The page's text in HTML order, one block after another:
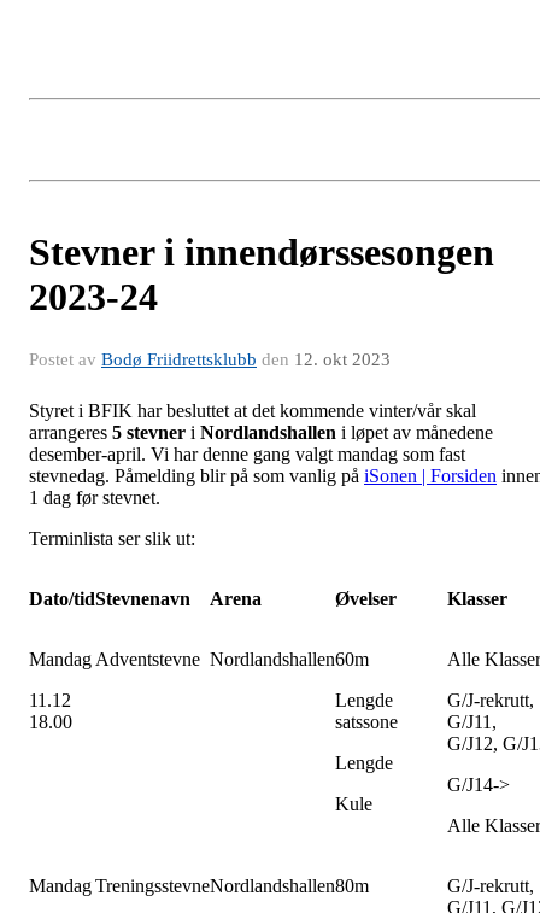
Stevner i innendørssesongen
2023-24
Postet av Bodø Friidrettsklubb den 12. okt 2023
Styret i BFIK har besluttet at det kommende vinter/vår skal
arrangeres 5 stevner i Nordlandshallen i løpet av månedene
desember-april. Vi har denne gang valgt mandag som fast
stevnedag. Påmelding blir på som vanlig på iSonen | Forsiden
1 dag før stevnet.
Terminlista ser slik ut:
Dato/tidStevnenavn Arena Øvelser Klasser
Mandag
11.12
18.00
Adventstevne Nordlandshallen60m
Lengde
satssone
Lengde
Kule
Alle Klasser
G/J-rekrutt,
G/J11,
G/J12, G/
G/J14->
Alle Klasser
MandagTreningsstevneNordlandshallen80m
G/J-rekrutt,
G/J11, G/